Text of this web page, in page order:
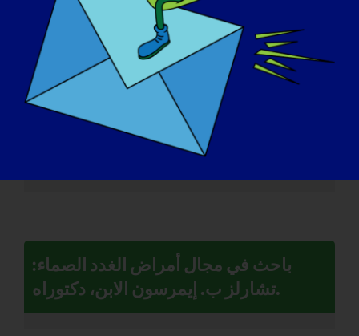
ميليسا سبنسر
باحث في مجال الطب الشرعي: ماتيا
باحث في مجال أمراض الغدد الصماء:
تشارلز ب. إيمرسون الابن، دكتوراه.